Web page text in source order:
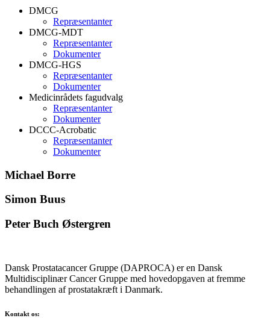
DMCG
Repræsentanter
DMCG-MDT
Repræsentanter
Dokumenter
DMCG-HGS
Repræsentanter
Dokumenter
Medicinrådets fagudvalg
Repræsentanter
Dokumenter
DCCC-Acrobatic
Repræsentanter
Dokumenter
Michael Borre
Simon Buus
Peter Buch Østergren
Dansk Prostatacancer Gruppe (DAPROCA) er en Dansk
Multidisciplinær Cancer Gruppe med hovedopgaven at fremme
behandlingen af prostatakræft i Danmark.
Kontakt os: